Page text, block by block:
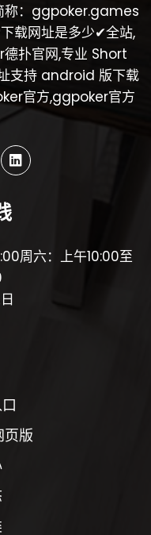
称：ggpoker.games
载网址是多少✔全站,
扑官网,专业 Short
支持 android 版下载
官方,ggpoker官方
周六：上午10:00至
版